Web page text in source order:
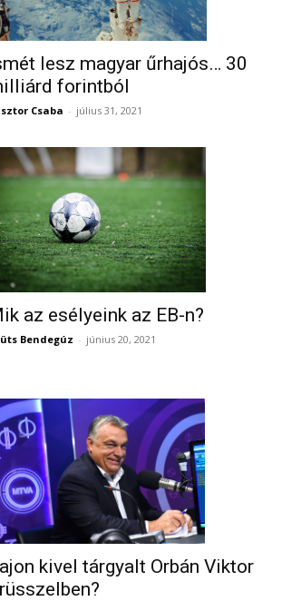
lesz magyar űrhajós… 30
forintból
Csaba - július 31, 2021
az esélyeink az EB-n?
Bendegúz - június 20, 2021
kivel tárgyalt Orbán Viktor